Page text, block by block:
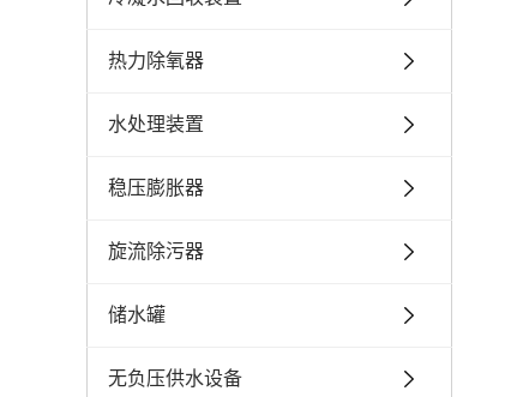
热力除氧器
水处理装置
稳压膨胀器
旋流除污器
储水罐
无负压供水设备